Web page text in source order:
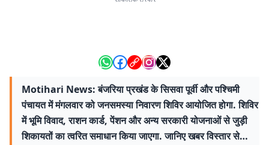
Motihari News: बंजरिया प्रखंड के सिसवा पूर्वी और पश्चिमी
पंचायत में मंगलवार को जनसमस्या निवारण शिविर आयोजित होगा. शिविर
में भूमि विवाद, राशन कार्ड, पेंशन और अन्य सरकारी योजनाओं से जुड़ी
शिकायतों का त्वरित समाधान किया जाएगा. जानिए खबर विस्तार से…